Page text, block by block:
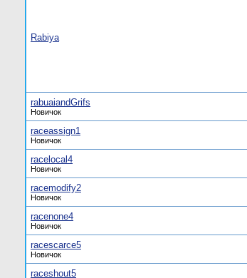
Rabiya
rabuaiandGrifs
Новичок
raceassign1
Новичок
racelocal4
Новичок
racemodify2
Новичок
racenone4
Новичок
racescarce5
Новичок
raceshout5